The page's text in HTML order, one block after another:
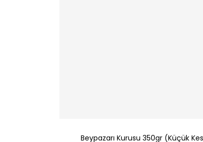
Beypazarı Kurusu 350gr (Küçük